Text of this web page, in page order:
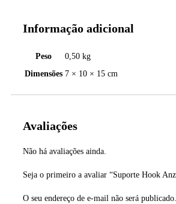
Informação adicional
Peso
0,50 kg
Dimensões 7 × 10 × 15 cm
Avaliações
Não há avaliações ainda.
Seja o primeiro a avaliar “Suporte Hook
O seu endereço de e-mail não será publicado.